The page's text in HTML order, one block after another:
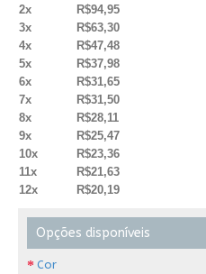
2x
R$94,95
3x
R$63,30
4x
R$47,48
5x
R$37,98
6x
R$31,65
7x
R$31,50
8x
R$28,11
9x
R$25,47
10x
R$23,36
11x
R$21,63
12x
R$20,19
Opções disponíveis
Cor